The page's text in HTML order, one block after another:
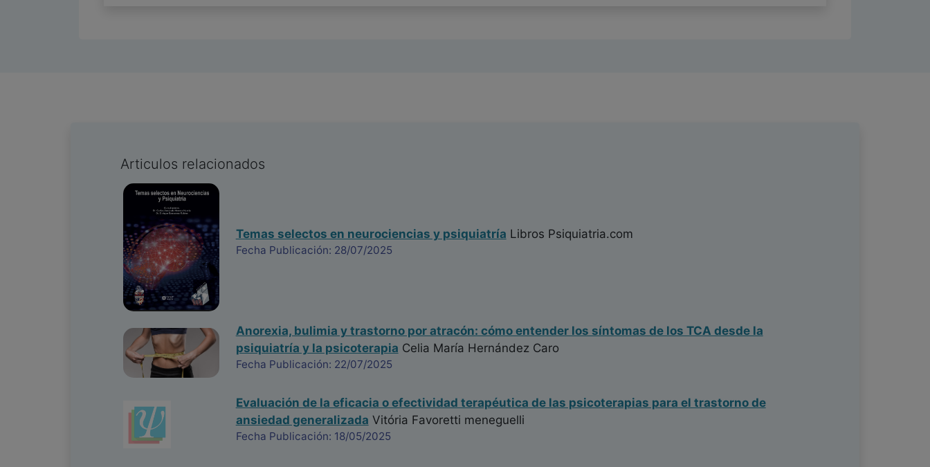
Articulos relacionados
Temas selectos en neurociencias y psiquiatría Libros Psiquiatria.com
Fecha Publicación: 28/07/2025
Anorexia, bulimia y trastorno por atracón: cómo entender los síntomas de los TCA desde la
psiquiatría y la psicoterapia Celia María Hernández Caro
Fecha Publicación: 22/07/2025
Evaluación de la eficacia o efectividad terapéutica de las psicoterapias para el trastorno de
ansiedad generalizada Vitória Favoretti meneguelli
Fecha Publicación: 18/05/2025